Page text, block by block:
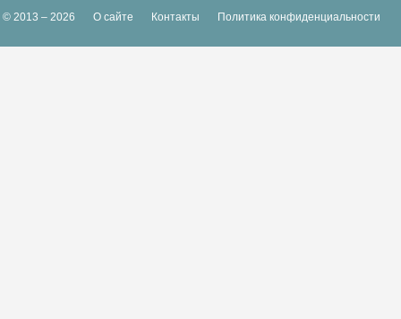
© 2013 – 2026 О сайте Контакты Политика конфиденциальности